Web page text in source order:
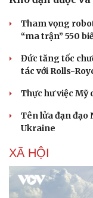
Cây thuốc
Sản phụ khoa
Nam khoa
Làm đẹp - giảm cân
Ăn sạch sống khỏe
Tham vọng
“ma trận” 550
Đức tăng tốc
tác với Rolls-
Thực hư việc Mỹ
Tên lửa đạn đạo
Ukraine
XÃ HỘI